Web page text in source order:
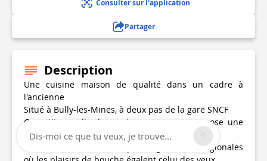
Consulter sur l'application
Partager
Description
Une cuisine maison de qualité dans un cadre à
l'ancienne
Situé à Bully-les-Mines, à deux pas de la gare SNCF
Ce petit paradis des gastronomes vous propose une
cuisine familiale, de terroir ou de spécialité.
Revisitez toutes les escapades gustatives régionales
Dis-moi ce que tu veux, je trouve...